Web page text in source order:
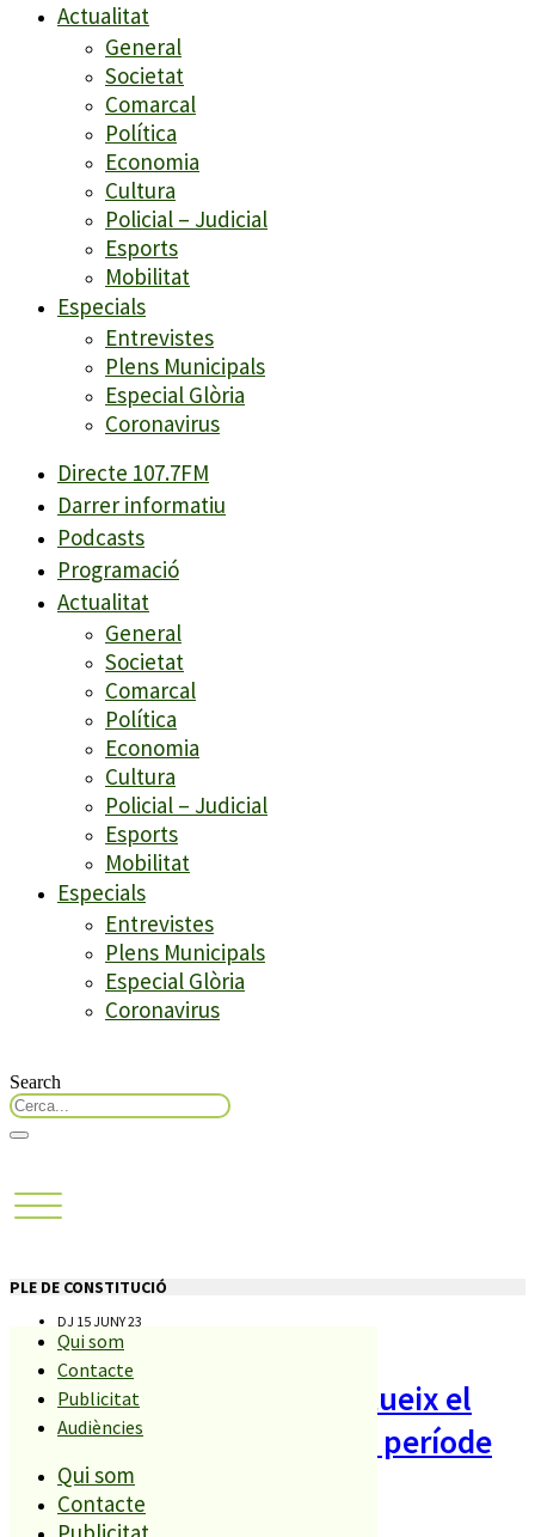
Actualitat
General
Societat
Comarcal
Política
Economia
Cultura
Policial – Judicial
Esports
Mobilitat
Especials
Entrevistes
Plens Municipals
Especial Glòria
Coronavirus
Directe 107.7FM
Darrer informatiu
Podcasts
Programació
Actualitat
General
Societat
Comarcal
Política
Economia
Cultura
Policial – Judicial
Esports
Mobilitat
Especials
Entrevistes
Plens Municipals
Especial Glòria
Coronavirus
Search
Qui som
Contacte
Publicitat
Audiències
Qui som
Contacte
PLE DE CONSTITUCIÓ
DJ 15 JUNY 23
Aquest dissabte es constitueix el
nou govern municipal pel període
2023-2027